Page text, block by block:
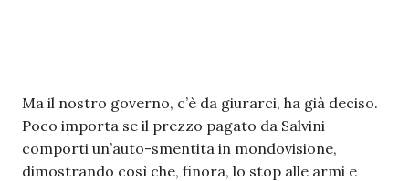
Ma il nostro governo, c’è da giurarci, ha già deciso.
Poco importa se il prezzo pagato da Salvini
comporti un’auto-smentita in mondovisione,
dimostrando così che, finora, lo stop alle armi e